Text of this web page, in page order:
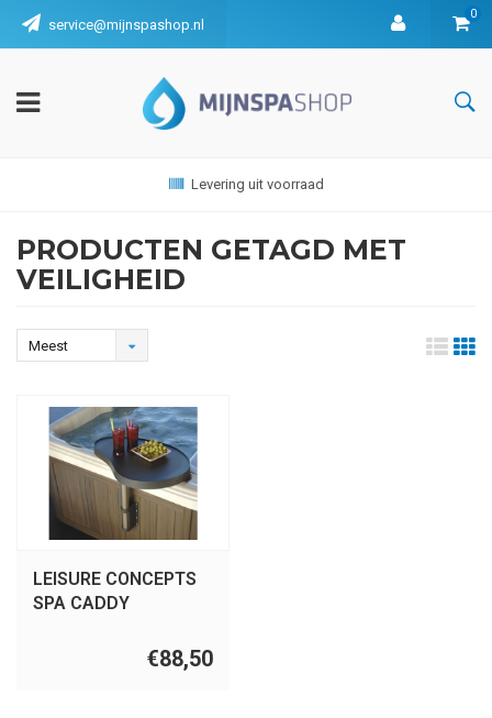
service@mijnspashop.nl
0
Levering uit voorraad
PRODUCTEN GETAGD MET
VEILIGHEID
Meest
LEISURE CONCEPTS
SPA CADDY
€88,50